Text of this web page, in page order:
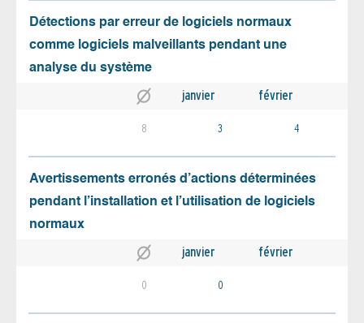
Détections par erreur de logiciels normaux
comme logiciels malveillants pendant une
analyse du système
janvier février
8 3 4
Avertissements erronés d’actions déterminées
pendant l’installation et l’utilisation de logiciels
normaux
janvier février
0 0